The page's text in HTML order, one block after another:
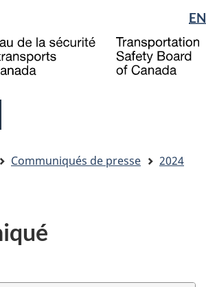
to
main
to
"About
government"
à
la
EN
Communiqués de presse
2024